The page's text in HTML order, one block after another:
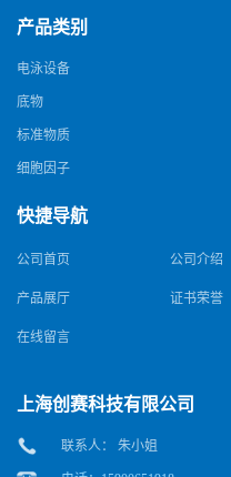
产品类别
电泳设备
底物
标准物质
细胞因子
快捷导航
公司首页 公司介绍
产品展厅 证书荣誉
在线留言
上海创赛科技有限公司
联系人： 朱小姐